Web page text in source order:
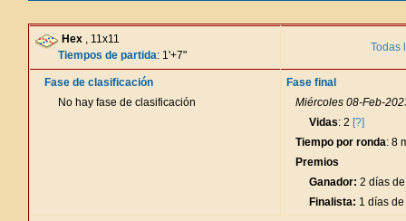
Hex , 11x11
Tiempos de partida: 1'+7"
Todas
Fase de clasificación
No hay fase de clasificación
Fase final
Miércoles 08-Feb-
Vidas: 2 [?]
Tiempo por ronda: 8
Premios
Ganador: 2 días
Finalista: 1 días